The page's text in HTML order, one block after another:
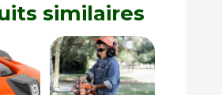
similaires